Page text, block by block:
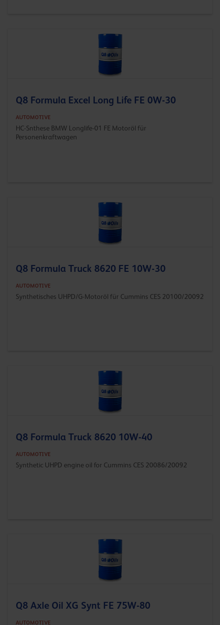
Q8 Formula Excel Long Life FE 0W-30
AUTOMOTIVE
HC-Snthese BMW Longlife-01 FE Motoröl für
Personenkraftwagen
Q8 Formula Truck 8620 FE 10W-30
AUTOMOTIVE
Synthetisches UHPD/G-Motoröl für Cummins CES 20100/20092
Q8 Formula Truck 8620 10W-40
AUTOMOTIVE
Synthetic UHPD engine oil for Cummins CES 20086/20092
Q8 Axle Oil XG Synt FE 75W-80
AUTOMOTIVE